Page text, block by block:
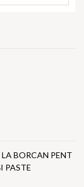
BORCAN PENT
PASTE